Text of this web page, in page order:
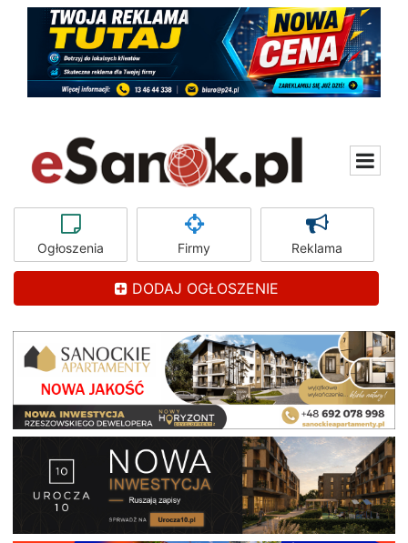
Ogłoszenia Firmy Reklama
DODAJ OGŁOSZENIE